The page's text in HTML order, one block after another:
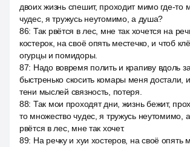
двоих жизнь спешит, проходит мимо где-то
чудес, я тружусь неутомимо, а душа?
86: Так рвётся в лес, мне так хочется на
костерок, на своё опять местечко, и чтоб
огурцы и помидоры.
87: Надо вовремя полить и крапиву вдоль
быстренько скосить комары меня достали,
тени мыслей связность, потеря.
88: Так мои проходят дни, жизнь бежит,
то множество чудес, я тружусь неутомимо,
рвётся в лес, мне так хочет.
89: На речку и хуи хостеров, на своё опять